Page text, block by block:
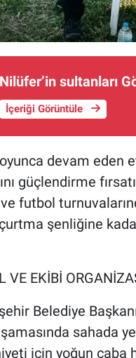
Nilüfer’in sultanları
İçeriği Görüntüle
devam eden
güçlendirme
futbol
şenliğine
VE EKİBİ
Belediye
sahada
için yoğun çaba